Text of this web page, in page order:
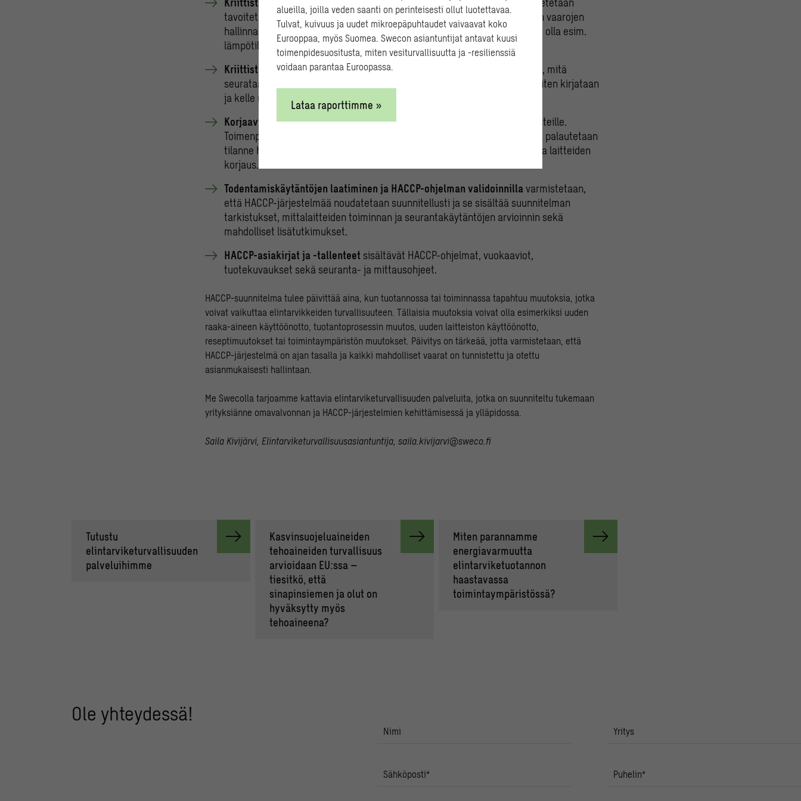
tavoitetasot ja kriittiset rajat, jotka mahdollistavat terveydelle haitallisten vaarojen
hallinnan tai ehkäisyn. Kriittisten rajojen seurattavia ominaisuuksia voivat olla esim.
lämpötila, pH tai suolapitoisuus.
Kriittisten hallintapisteiden seurantakäytäntöjen laatimisessa
kuvataan, mitä
seurataan ja millä menetelmällä, seurannan suorittaja, seurantatiheys, miten kirjataan
ja kelle raportoidaan poikkeamista.
Korjaavien toimenpiteiden määrittäminen
jokaiselle kriittisille hallintapisteille.
Toimenpiteiden avulla estetään vaarallisen tuotteen kulutukseen pääsy ja palautetaan
tilanne hallintaan. Toimenpiteitä voivat olla esimerkiksi lämpötilan säätö ja laitteiden
korjaus.
Todentamiskäytäntöjen laatiminen ja HACCP-ohjelman validoinnillavarmistetaan,
että HACCP-järjestelmää noudatetaan suunnitellusti ja se sisältää suunnitelman
tarkistukset, mittalaitteiden toiminnan ja seurantakäytäntöjen arvioinnin sekä
mahdolliset lisätutkimukset.
HACCP-asiakirjat ja -tallenteet sisältävät HACCP-ohjelmat, vuokaaviot,
tuotekuvaukset sekä seuranta- ja mittausohjeet.
HACCP-suunnitelma tulee päivittää aina, kun tuotannossa tai toiminnassa tapahtuu muutoksia, jotka
voivat vaikuttaa elintarvikkeiden turvallisuuteen. Tällaisia muutoksia voivat olla esimerkiksi uuden
raaka-aineen käyttöönotto, tuotantoprosessin muutos, uuden laitteiston käyttöönotto,
reseptimuutokset tai toimintaympäristön muutokset. Päivitys on tärkeää, jotta varmistetaan, että
HACCP-järjestelmä on ajan tasalla ja kaikki mahdolliset vaarat on tunnistettu ja otettu
asianmukaisesti hallintaan.
Me Swecolla tarjoamme kattavia elintarviketurvallisuuden palveluita, jotka on suunniteltu tukemaan
yrityksiänne omavalvonnan ja HACCP-järjestelmien kehittämisessä ja ylläpidossa.
Saila Kivijärvi, Elintarviketurvallisuusasiantuntija, saila.kivijarvi@sweco.fi
Tutustu
elintarviketurvallisuuden
palveluihimme
Kasvinsuojeluaineiden
tehoaineiden turvallisuus
arvioidaan EU:ssa –
tiesitkö, että
sinapinsiemen ja olut on
hyväksytty myös
tehoaineena?
Miten parannamme
energiavarmuutta
elintarviketuotannon
haastavassa
toimintaympäristössä?
Ole yhteydessä!
Nimi Yritys
Sähköposti* Puhelin*
alueilla, joilla veden saanti on perinteisesti ollut luotettavaa.
Tulvat, kuivuus ja uudet mikroepäpuhtaudet vaivaavat koko
Eurooppaa, myös Suomea. Swecon asiantuntijat antavat kuusi
toimenpidesuositusta, miten vesiturvallisuutta ja -resilienssiä
voidaan parantaa Euroopassa.
Lataa raporttimme »